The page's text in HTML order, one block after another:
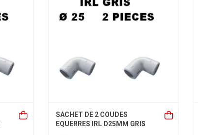
SACHET DE 2 COUDES
EQUERRES IRL D25MM GRIS